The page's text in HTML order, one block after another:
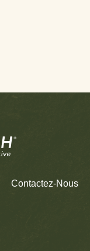
Contactez-Nous